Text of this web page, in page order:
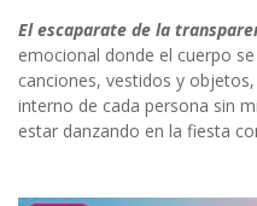
El escaparate de la
emocional donde el cuerpo
canciones, vestidos y
interno de cada persona sin
estar danzando en la fiesta